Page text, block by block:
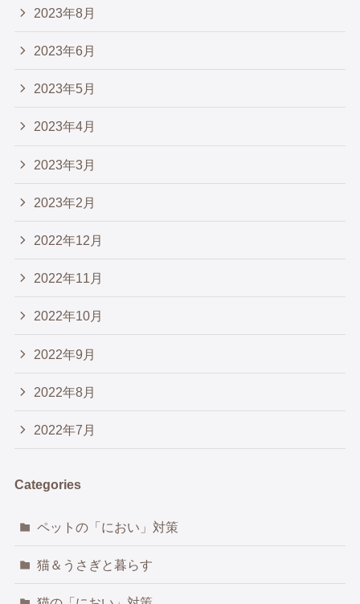
2023年8月
2023年6月
2023年5月
2023年4月
2023年3月
2023年2月
2022年12月
2022年11月
2022年10月
2022年9月
2022年8月
2022年7月
Categories
ペットの「におい」対策
猫＆うさぎと暮らす